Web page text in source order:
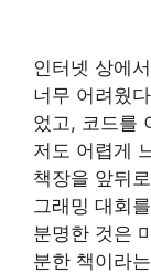
인터넷 상에
너무 어려웠
었고, 코드를
저도 어렵게
책장을 앞뒤
그래밍 대회
분명한 것은
분한 책이라